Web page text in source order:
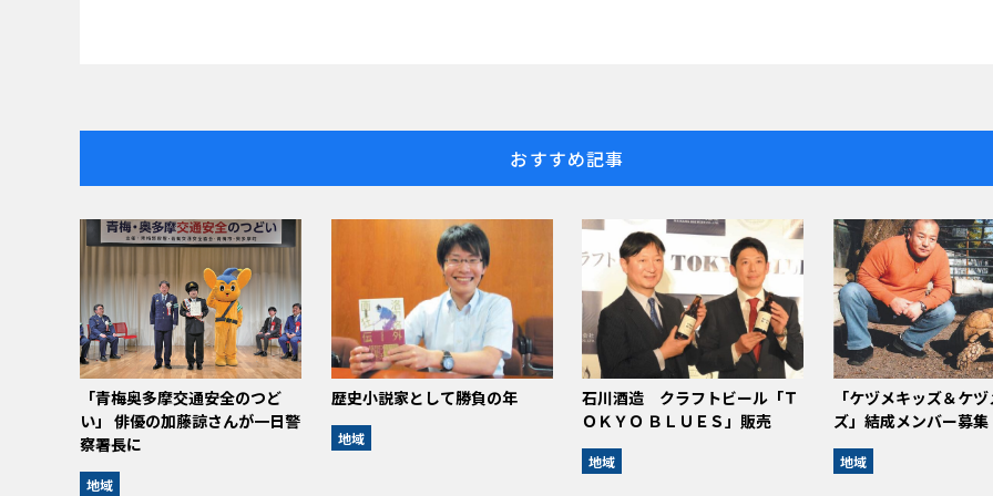
おすすめ記事
「青梅奥多摩交通安全のつど
い」 俳優の加藤諒さんが一日警
察署長に
地域
歴史小説家として勝負の年
地域
石川酒造 クラフトビール「Ｔ
ＯＫＹＯ ＢＬＵＥＳ」販売
地域
「ケヅメキッズ＆ケ
ズ」結成メンバー募集
地域